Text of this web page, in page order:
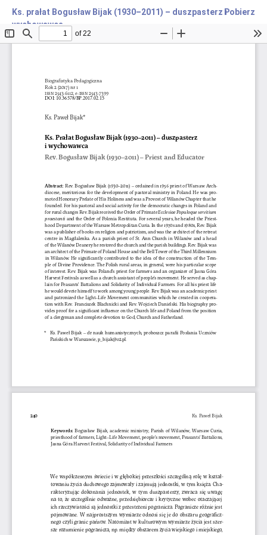
Ks. prałat Bogusław Bijak (1930–2011) – duszpasterz i
wychowawca
Pobierz